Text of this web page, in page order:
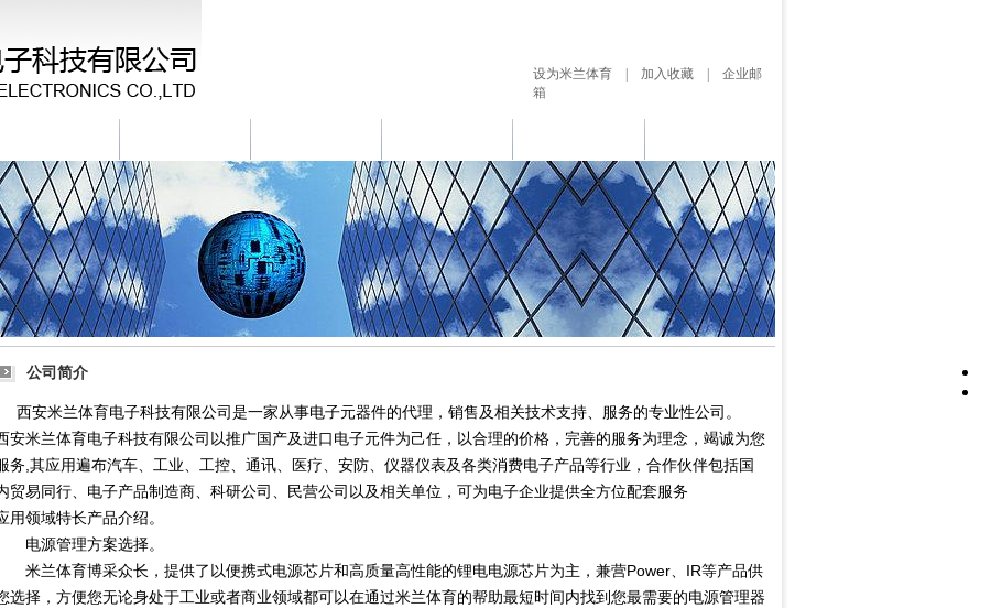
设为米兰体育 | 加入收藏 | 企业邮
箱
公司简介
西安米兰体育电子科技有限公司是一家从事电子元器件的代理，销售及相关技术支持、服务的专业性公司。
安米兰体育电子科技有限公司以推广国产及进口电子元件为己任，以合理的价格，完善的服务为理念，竭诚为您
务,其应用遍布汽车、工业、工控、通讯、医疗、安防、仪器仪表及各类消费电子产品等行业，合作伙伴包括国
贸易同行、电子产品制造商、科研公司、民营公司以及相关单位，可为电子企业提供全方位配套服务
用领域特长产品介绍。
电源管理方案选择。
米兰体育博采众长，提供了以便携式电源芯片和高质量高性能的锂电电源芯片为主，兼营Power、IR等产品供
选择，方便您无论身处于工业或者商业领域都可以在通过米兰体育的帮助最短时间内找到您最需要的电源管理器